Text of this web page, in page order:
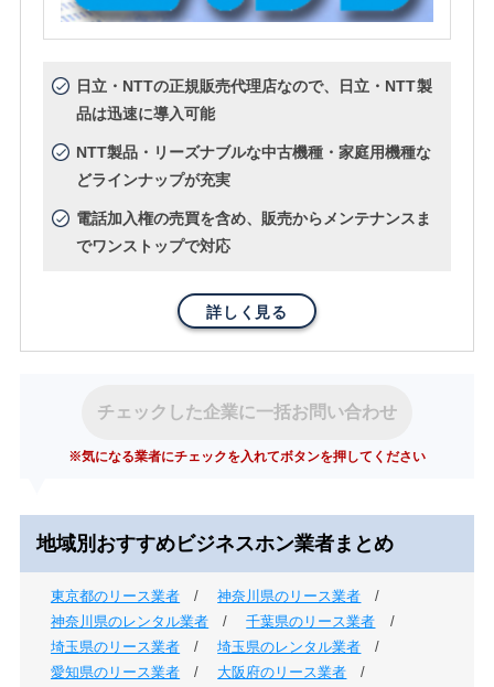
日立・NTTの正規販売代理店なので、日立・NTT製
品は迅速に導入可能
NTT製品・リーズナブルな中古機種・家庭用機種な
どラインナップが充実
電話加入権の売買を含め、販売からメンテナンスま
でワンストップで対応
詳しく見る
チェックした企業に一括お問い合わせ
※気になる業者にチェックを入れてボタンを押してください
地域別おすすめビジネスホン業者まとめ
東京都のリース業者
神奈川県のリース業者
神奈川県のレンタル業者
千葉県のリース業者
埼玉県のリース業者
埼玉県のレンタル業者
愛知県のリース業者
大阪府のリース業者